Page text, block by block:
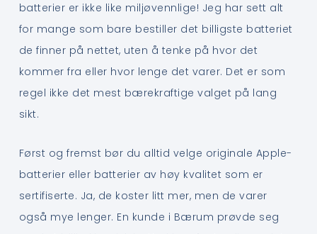
batterier er ikke like miljøvennlige! Jeg har sett alt
for mange som bare bestiller det billigste batteriet
de finner på nettet, uten å tenke på hvor det
kommer fra eller hvor lenge det varer. Det er som
regel ikke det mest bærekraftige valget på lang
sikt.
Først og fremst bør du alltid velge originale Apple-
batterier eller batterier av høy kvalitet som er
sertifiserte. Ja, de koster litt mer, men de varer
også mye lenger. En kunde i Bærum prøvde seg